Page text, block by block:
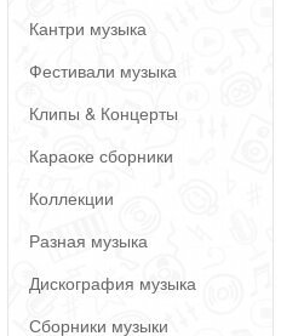
Кантри музыка
Фестивали музыка
Клипы & Концерты
Караоке сборники
Коллекции
Разная музыка
Дискография музыка
Сборники музыки